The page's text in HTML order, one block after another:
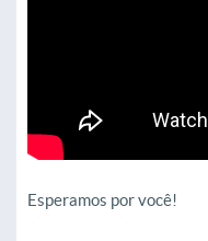
Esperamos por você!